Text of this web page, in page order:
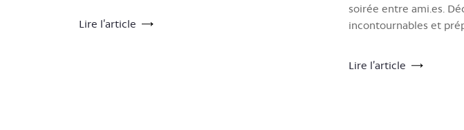
Lire l’article
soirée entre ami.es.
incontournables et
Lire l’article